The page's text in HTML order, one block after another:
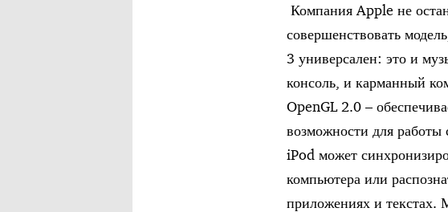
Компания Apple не
совершенствовать
3 универсален: это и
консоль, и карманный
OpenGL 2.0 –
возможности для
iPod может
компьютера или
приложениях и текстах.